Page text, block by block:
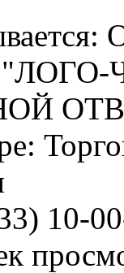
"ЛОГО-
10-